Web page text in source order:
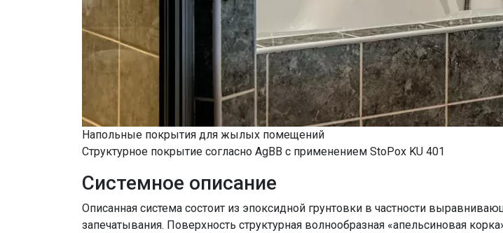
Напольные покрытия для жылых помещений
Структурное покрытие согласно AgBB с применением StoPox KU 401
Системное описание
Описанная система состоит из эпоксидной грунтовки в частности
запечатывания. Поверхность структурная волнообразная «апельсиновая